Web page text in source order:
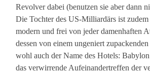
Revolver dabei (benutzen sie aber dann
Die Tochter des US-Milliardärs ist zudem
modern und frei von jeder damenhaften
dessen von einem ungeniert
wohl auch der Name des Hotels:
das verwirrende Aufeinandertreffen der